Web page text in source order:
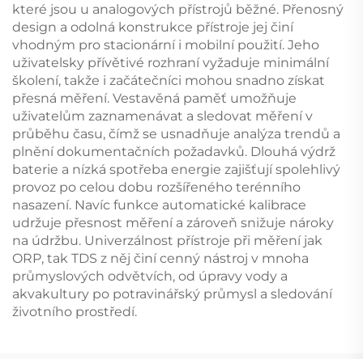
které jsou u analogových přístrojů běžné. Přenosný
design a odolná konstrukce přístroje jej činí
vhodným pro stacionární i mobilní použití. Jeho
uživatelsky přívětivé rozhraní vyžaduje minimální
školení, takže i začátečníci mohou snadno získat
přesná měření. Vestavěná paměť umožňuje
uživatelům zaznamenávat a sledovat měření v
průběhu času, čímž se usnadňuje analýza trendů a
plnění dokumentačních požadavků. Dlouhá výdrž
baterie a nízká spotřeba energie zajišťují spolehlivý
provoz po celou dobu rozšířeného terénního
nasazení. Navíc funkce automatické kalibrace
udržuje přesnost měření a zároveň snižuje nároky
na údržbu. Univerzálnost přístroje při měření jak
ORP, tak TDS z něj činí cenný nástroj v mnoha
průmyslových odvětvích, od úpravy vody a
akvakultury po potravinářský průmysl a sledování
životního prostředí.